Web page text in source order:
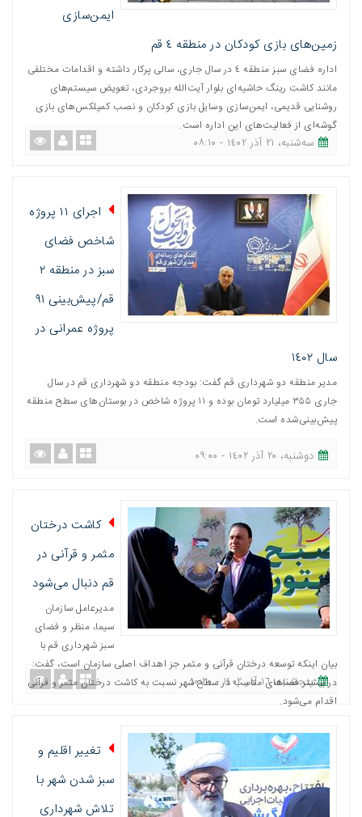
ایمن‌سازی
زمین‌های بازی کودکان در منطقه ٤ قم
اداره فضای سبز منطقه ٤ در سال جاری، سالی پرکار داشته و اقدامات مختلفی
مانند کاشت رینگ حاشیه‌ای بلوار آیت‌الله بروجردی، تعویض سیستم‌های
روشنایی قدیمی، ایمن‌سازی وسایل بازی کودکان و نصب کمپلکس‌های بازی
گوشه‌ای از فعالیت‌های این اداره است.
ﺳﻪشنبه، ٢١ آذر ١٤٠٢ - ٠٨:١٠
اجرای ۱۱ پروژه
شاخص فضای
سبز در منطقه ٢
قم/پیش‌بینی ٩١
پروژه عمرانی در
سال ١٤٠٢
مدیر منطقه دو شهرداری قم گفت: بودجه منطقه دو شهرداری قم در سال
جاری ۳۵۵ میلیارد تومان بوده و ۱۱ پروژه شاخص در بوستان‌های سطح منطقه
پیش‌بینی‌شده است.
دوشنبه، ٢٠ آذر ١٤٠٢ - ٠٩:٠٠
کاشت درختان
مثمر و قرآنی در
قم دنبال می‌شود
مدیرعامل سازمان
سیما، منظر و فضای
سبز شهرداری قم با
بیان اینکه توسعه درختان قرآنی و مثمر جز اهداف اصلی سازمان است، گفت:
در بیشتر فضاهای مناسب در سطح شهر نسبت به کاشت درختان مثمر و قرآنی
اقدام می‌شود.
پنجشنبه، ١٦ آذر ١٤٠٢ - ١٠:٢٠
تغییر اقلیم و
سبز شدن شهر با
تلاش شهرداری